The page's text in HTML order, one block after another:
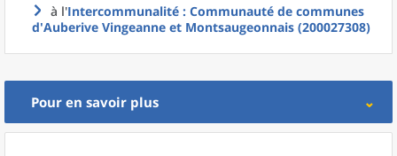
à l'Intercommunalité : Communauté de communes
d'Auberive Vingeanne et Montsaugeonnais (200027308)
Pour en savoir plus